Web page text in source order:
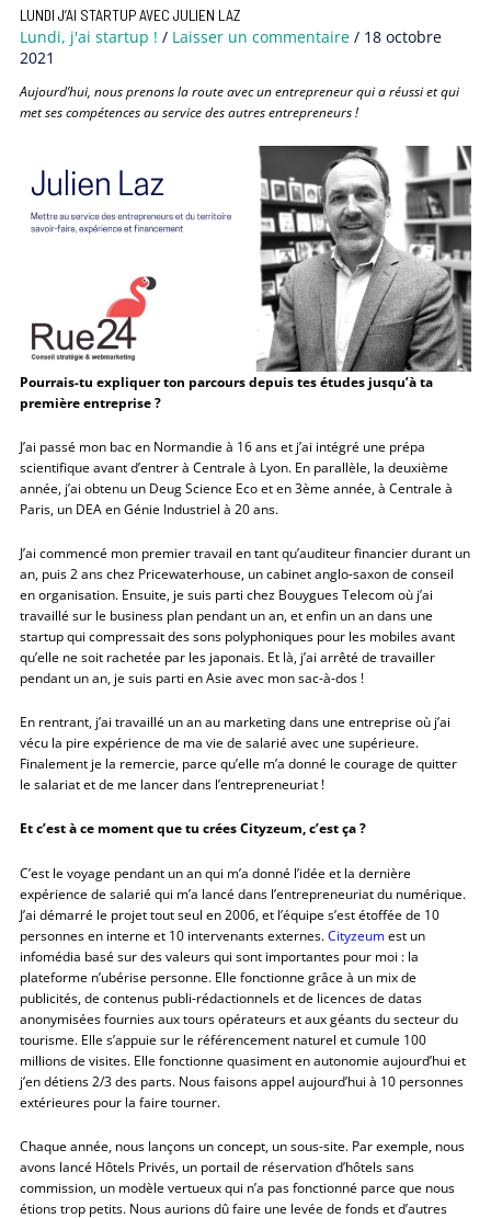
LUNDI J’AI STARTUP AVEC JULIEN LAZ
Lundi, j'ai startup ! / Laisser un commentaire / 18 octobre
2021
Aujourd’hui, nous prenons la route avec un entrepreneur qui a réussi et qui
met ses compétences au service des autres entrepreneurs !
Pourrais-tu expliquer ton parcours depuis tes études jusqu’à ta
première entreprise ?
J’ai passé mon bac en Normandie à 16 ans et j’ai intégré une prépa
scientifique avant d’entrer à Centrale à Lyon. En parallèle, la deuxième
année, j’ai obtenu un Deug Science Eco et en 3ème année, à Centrale à
Paris, un DEA en Génie Industriel à 20 ans.
J’ai commencé mon premier travail en tant qu’auditeur financier durant un
an, puis 2 ans chez Pricewaterhouse, un cabinet anglo-saxon de conseil
en organisation. Ensuite, je suis parti chez Bouygues Telecom où j’ai
travaillé sur le business plan pendant un an, et enfin un an dans une
startup qui compressait des sons polyphoniques pour les mobiles avant
qu’elle ne soit rachetée par les japonais. Et là, j’ai arrêté de travailler
pendant un an, je suis parti en Asie avec mon sac-à-dos !
En rentrant, j’ai travaillé un an au marketing dans une entreprise où j’ai
vécu la pire expérience de ma vie de salarié avec une supérieure.
Finalement je la remercie, parce qu’elle m’a donné le courage de quitter
le salariat et de me lancer dans l’entrepreneuriat !
Et c’est à ce moment que tu crées Cityzeum, c’est ça ?
C’est le voyage pendant un an qui m’a donné l’idée et la dernière
expérience de salarié qui m’a lancé dans l’entrepreneuriat du numérique.
J’ai démarré le projet tout seul en 2006, et l’équipe s’est étoffée de 10
personnes en interne et 10 intervenants externes.Cityzeumest un
infomédia basé sur des valeurs qui sont importantes pour moi : la
plateforme n’ubérise personne. Elle fonctionne grâce à un mix de
publicités, de contenus publi-rédactionnels et de licences de datas
anonymisées fournies aux tours opérateurs et aux géants du secteur du
tourisme. Elle s’appuie sur le référencement naturel et cumule 100
millions de visites. Elle fonctionne quasiment en autonomie aujourd’hui et
j’en détiens 2/3 des parts. Nous faisons appel aujourd’hui à 10 personnes
extérieures pour la faire tourner.
Chaque année, nous lançons un concept, un sous-site. Par exemple, nous
avons lancé Hôtels Privés, un portail de réservation d’hôtels sans
commission, un modèle vertueux qui n’a pas fonctionné parce que nous
étions trop petits. Nous aurions dû faire une levée de fonds et d’autres